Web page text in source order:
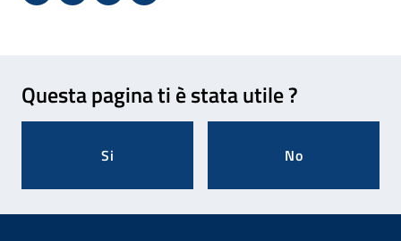
Questa pagina ti è stata utile ?
Si No